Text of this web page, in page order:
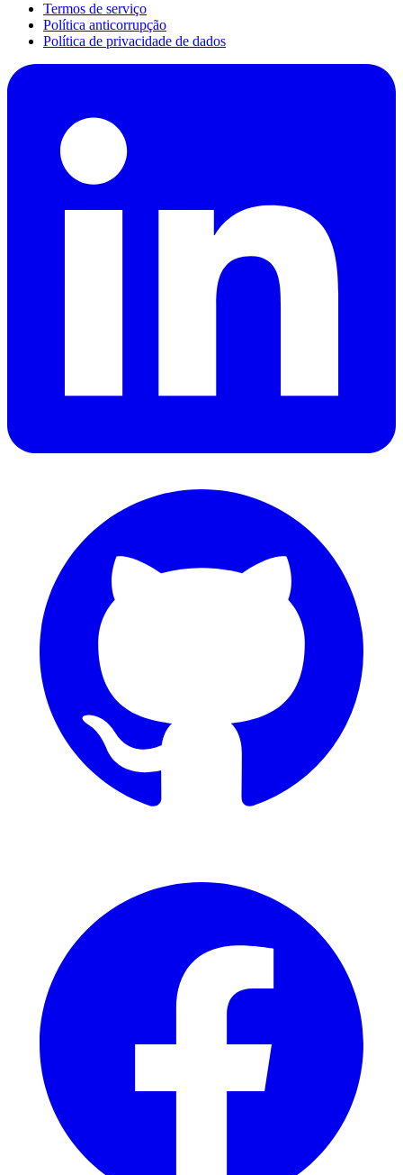
Termos de serviço
Política anticorrupção
Política de privacidade de dados